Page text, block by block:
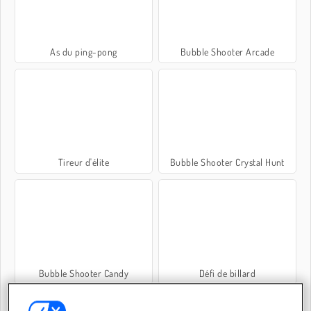
As du ping-pong Bubble Shooter Arcade
Tireur d'élite Bubble Shooter Crystal Hunt
Bubble Shooter Candy Défi de billard